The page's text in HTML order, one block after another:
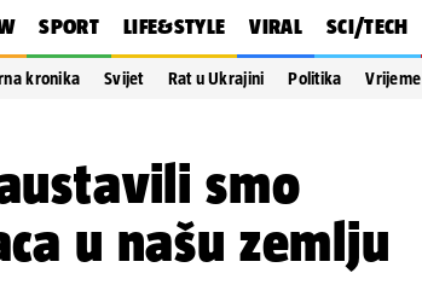
SPORT LIFE&STYLE VIRAL SCI/TECH
kronika Svijet Rat u Ukrajini Politika Vrijeme
smo
u našu zemlju